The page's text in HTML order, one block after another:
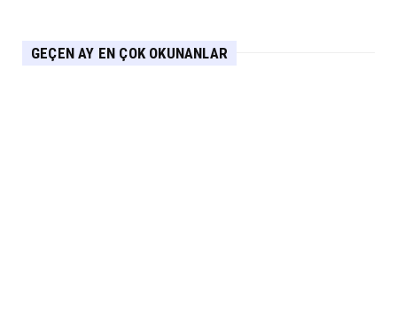
GEÇEN AY EN ÇOK OKUNANLAR